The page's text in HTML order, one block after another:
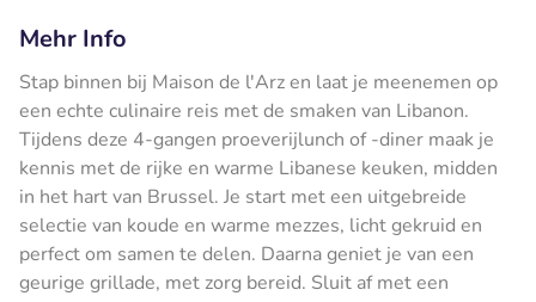
Mehr Info
Stap binnen bij Maison de l'Arz en laat je meenemen op
een echte culinaire reis met de smaken van Libanon.
Tijdens deze 4-gangen proeverijlunch of -diner maak je
kennis met de rijke en warme Libanese keuken, midden
in het hart van Brussel. Je start met een uitgebreide
selectie van koude en warme mezzes, licht gekruid en
perfect om samen te delen. Daarna geniet je van een
geurige grillade, met zorg bereid. Sluit af met een